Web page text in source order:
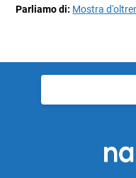
Parliamo di: Mostra
per: